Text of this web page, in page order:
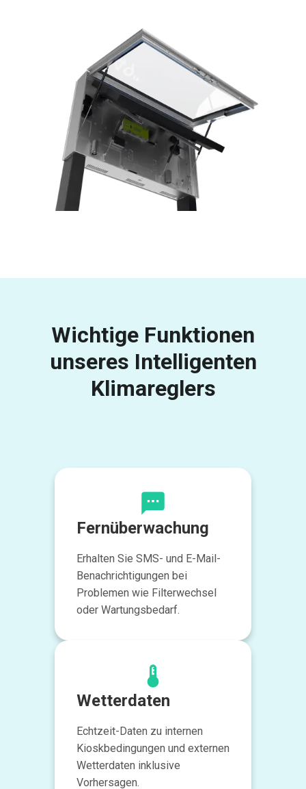
Wichtige Funktionen
unseres Intelligenten
Klimareglers
Fernüberwachung
Erhalten Sie SMS- und E-Mail-
Benachrichtigungen bei
Problemen wie Filterwechsel
oder Wartungsbedarf.
Wetterdaten
Echtzeit-Daten zu internen
Kioskbedingungen und externen
Wetterdaten inklusive
Vorhersagen.